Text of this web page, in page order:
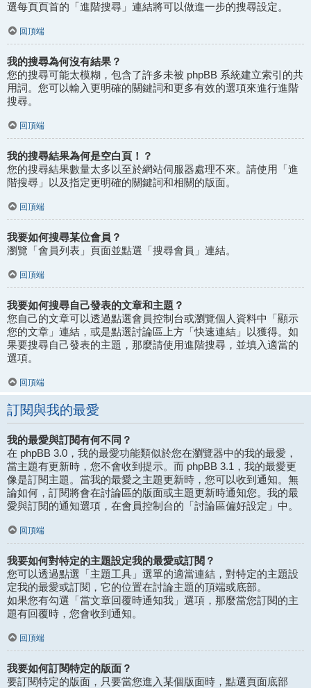
選每頁頁首的「進階搜尋」連結將可以做進一步的搜尋設定。
回頂端
我的搜尋為何沒有結果？
您的搜尋可能太模糊，包含了許多未被 phpBB 系統建立索引的共
用詞。您可以輸入更明確的關鍵詞和更多有效的選項來進行進階
搜尋。
回頂端
我的搜尋結果為何是空白頁！？
您的搜尋結果數量太多以至於網站伺服器處理不來。請使用「進
階搜尋」以及指定更明確的關鍵詞和相關的版面。
回頂端
我要如何搜尋某位會員？
瀏覽「會員列表」頁面並點選「搜尋會員」連結。
回頂端
我要如何搜尋自己發表的文章和主題？
您自己的文章可以透過點選會員控制台或瀏覽個人資料中「顯示
您的文章」連結，或是點選討論區上方「快速連結」以獲得。如
果要搜尋自己發表的主題，那麼請使用進階搜尋，並填入適當的
選項。
回頂端
訂閱與我的最愛
我的最愛與訂閱有何不同？
在 phpBB 3.0，我的最愛功能類似於您在瀏覽器中的我的最愛，
當主題有更新時，您不會收到提示。而 phpBB 3.1，我的最愛更
像是訂閱主題。當我的最愛之主題更新時，您可以收到通知。無
論如何，訂閱將會在討論區的版面或主題更新時通知您。我的最
愛與訂閱的通知選項，在會員控制台的「討論區偏好設定」中。
回頂端
我要如何對特定的主題設定我的最愛或訂閱？
您可以透過點選「主題工具」選單的適當連結，對特定的主題設
定我的最愛或訂閱，它的位置在討論主題的頂端或底部。
如果您有勾選「當文章回覆時通知我」選項，那麼當您訂閱的主
題有回覆時，您會收到通知。
回頂端
我要如何訂閱特定的版面？
要訂閱特定的版面，只要當您進入某個版面時，點選頁面底部